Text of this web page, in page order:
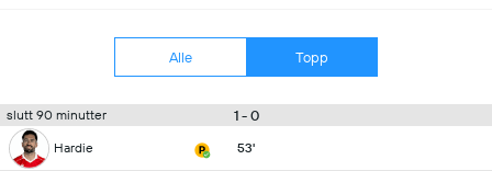
Alle Topp
slutt 90 minutter 1 - 0
Hardie 53'